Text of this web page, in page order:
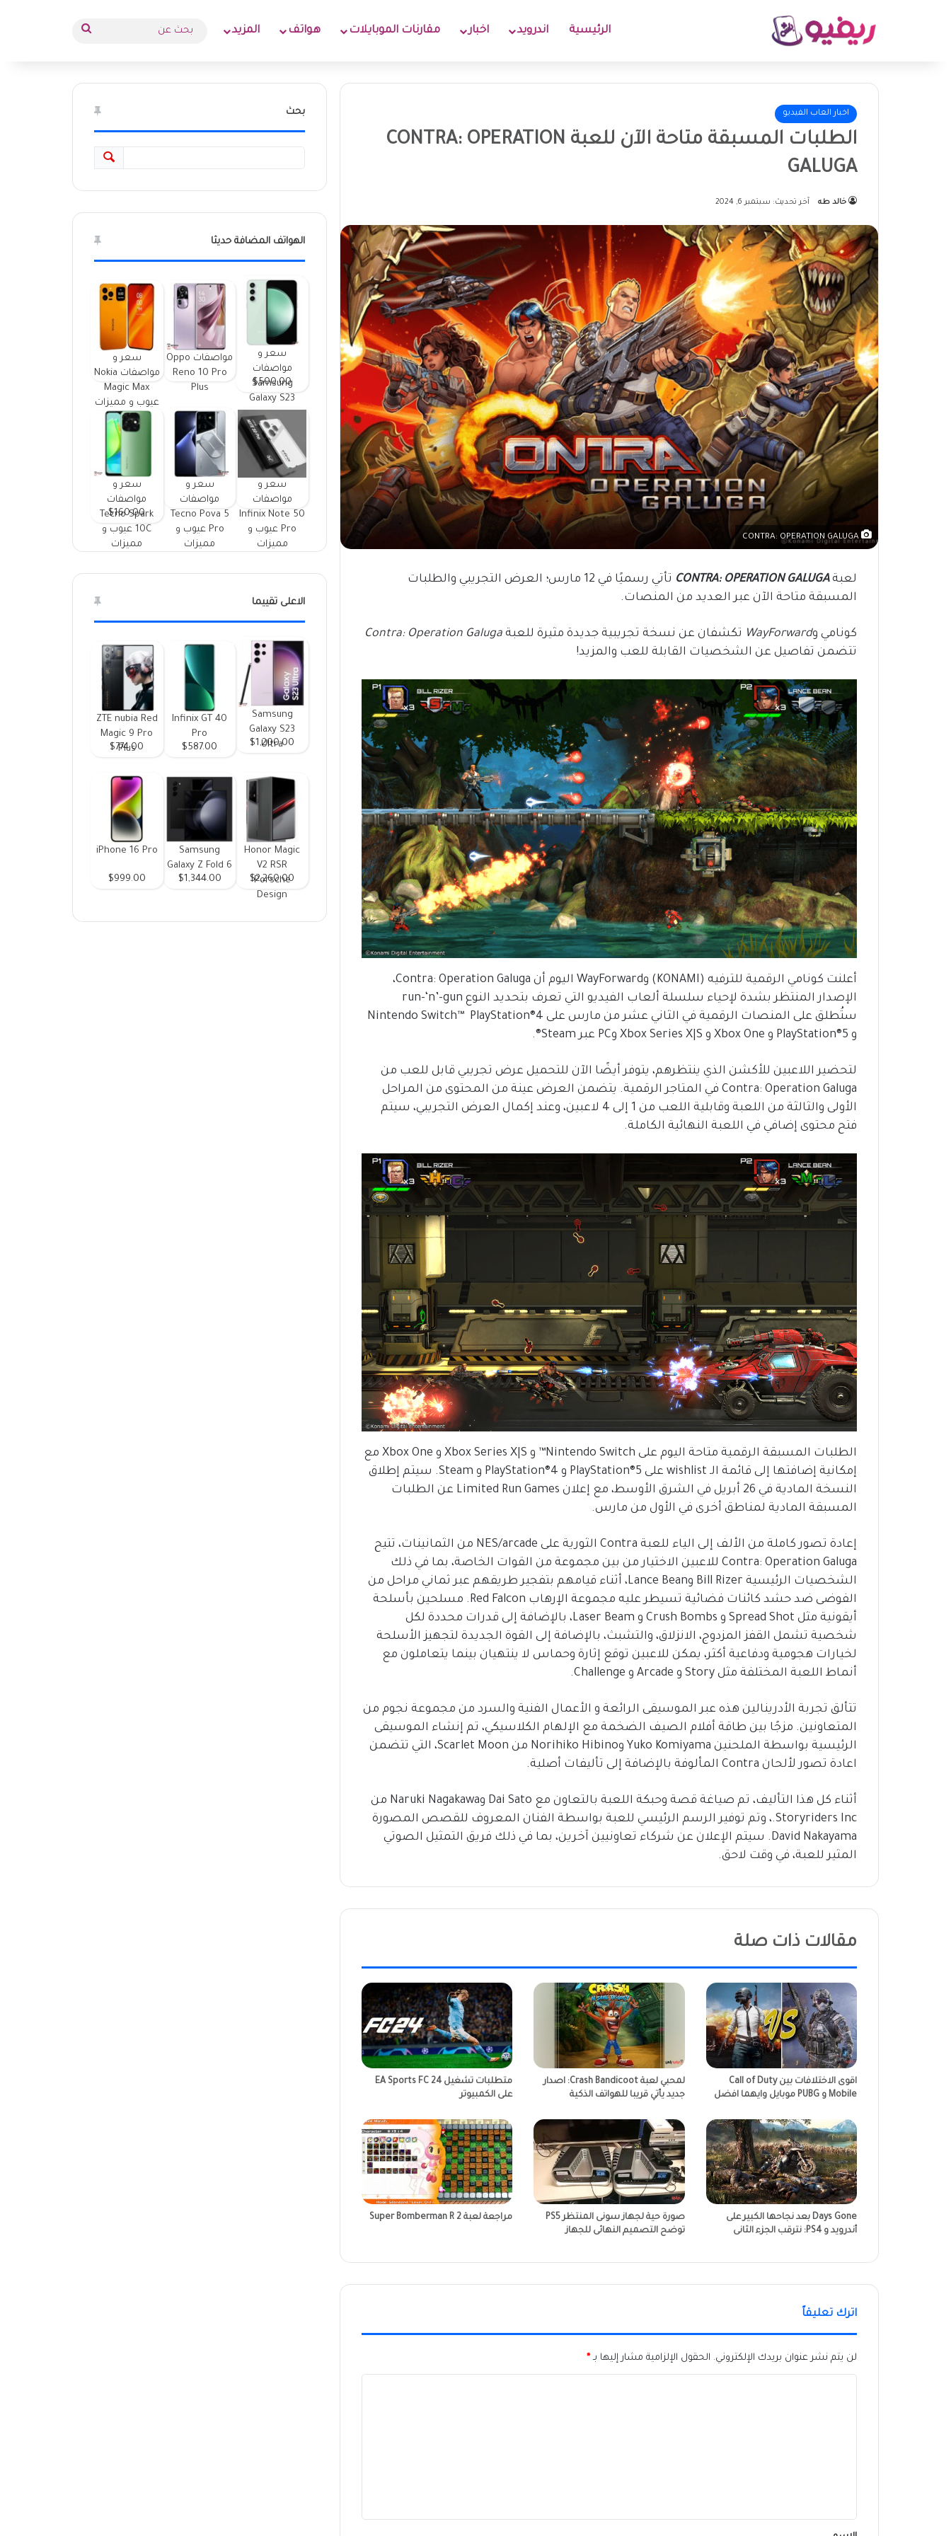
الرئيسية اندرويد اخبار مقارنات الموبايلات هواتف المزيد بحث
اخبار العاب الفيديو
الطلبات المسبقة متاحة الآن للعبة CONTRA: OPERATION
GALUGA
خالد طه آخر تحديث: سبتمبر 6, 2024
لعبةCONTRA: OPERATION GALUGA
تأتي رسميًا في 12 مارس؛ العرض التجريبي والطلبات
المسبقة متاحة الآن عبر العديد من المنصات.
كونامي وWayForward تكشفان عن نسخة تجريبية جديدة مثيرة للعبة Contra: Operation Galuga
تتضمن تفاصيل عن الشخصيات القابلة للعب والمزيد!
أعلنت كونامي الرقمية للترفيه (KONAMI) وWayForward اليوم أن Contra: Operation Galuga،
الإصدار المنتظر بشدة لإحياء سلسلة ألعاب الفيديو التي تعرف بتحديد النوع run-‘n’-gun
ستُطلق على المنصات الرقمية في الثاني عشر من مارس على Nintendo Switch™ PlayStation®4
و PlayStation®5 و Xbox One و Xbox Series X|S وPC عبر Steam®.
لتحضير اللاعبين للأكشن الذي ينتظرهم، يتوفر أيضًا الآن للتحميل عرض تجريبي قابل للعب من
Contra: Operation Galuga في المتاجر الرقمية. يتضمن العرض عينة من المحتوى من المراحل
الأولى والثالثة من اللعبة وقابلية اللعب من 1 إلى 4 لاعبين، وعند إكمال العرض التجريبي، سيتم
فتح محتوى إضافي في اللعبة النهائية الكاملة.
الطلبات المسبقة الرقمية متاحة اليوم على Nintendo Switch™ و Xbox Series X|S و Xbox One مع
إمكانية إضافتها إلى قائمة الـ wishlist على PlayStation®5 و PlayStation®4 و Steam. سيتم إطلاق
النسخة المادية في 26 أبريل في الشرق الأوسط، مع إعلان Limited Run Games عن الطلبات
المسبقة المادية لمناطق أخرى في الأول من مارس.
إعادة تصور كاملة من الألف إلى الياء للعبة Contra الثورية على NES/arcade من الثمانينات، تتيح
Contra: Operation Galuga للاعبين الاختيار من بين مجموعة من القوات الخاصة، بما في ذلك
الشخصيات الرئيسية Bill Rizer وLance Bean، أثناء قيامهم بتفجير طريقهم عبر ثماني مراحل من
الفوضى ضد حشد كائنات فضائية تسيطر عليه مجموعة الإرهاب Red Falcon. مسلحين بأسلحة
أيقونية مثل Spread Shot و Crush Bombs و Laser Beam، بالإضافة إلى قدرات محددة لكل
شخصية تشمل القفز المزدوج، الانزلاق، والتشبث، بالإضافة إلى القوة الجديدة لتجهيز الأسلحة
لخيارات هجومية ودفاعية أكثر، يمكن للاعبين توقع إثارة وحماس لا ينتهيان بينما يتعاملون مع
أنماط اللعبة المختلفة مثل Story و Arcade و Challenge.
تتألق تجربة الأدرينالين هذه عبر الموسيقى الرائعة و الأعمال الفنية والسرد من مجموعة نجوم من
المتعاونين. مزجًا بين طاقة أفلام الصيف الضخمة مع الإلهام الكلاسيكي، تم إنشاء الموسيقى
الرئيسية بواسطة الملحنين Yuko Komiyama وNorihiko Hibino من Scarlet Moon، التي تتضمن
اعادة تصور لألحان Contra المألوفة بالإضافة إلى تأليفات أصلية.
أثناء كل هذا التأليف، تم صياغة قصة وحبكة اللعبة بالتعاون مع Dai Sato وNaruki Nagakawa من
Storyriders Inc.، وتم توفير الرسم الرئيسي للعبة بواسطة الفنان المعروف للقصص المصورة
David Nakayama. سيتم الإعلان عن شركاء تعاونيين آخرين، بما في ذلك فريق التمثيل الصوتي
المثير للعبة، في وقت لاحق.
مقالات ذات صلة
اقوى الاختلافات بين Call of Duty
Mobile و PUBG موبايل وايهما افضل
لمحبي لعبة Crash Bandicoot: اصدار
جديد يأتي قريبا للهواتف الذكية
متطلبات تشغيل EA Sports FC 24
على الكمبيوتر
Days Gone بعد نجاحها الكبير على
أندرويد و PS4: نترقب الجزء الثانى
صورة حية لجهاز سونى المنتظر PS5
توضح التصميم النهائى للجهاز
مراجعة لعبة Super Bomberman R 2
اترك تعليقاً
لن يتم نشر عنوان بريدك الإلكتروني. الحقول الإلزامية مشار إليها بـ*
*
بحث
الهواتف المضافة حديثا
سعر و
مواصفات
Samsung
Galaxy S23
FE ومميزات
وعيوب
$500.00
مواصفات Oppo
Reno 10 Pro
Plus
سعر و
مواصفات Nokia
Magic Max
عيوب و مميزات
سعر و
مواصفات
Infinix Note 50
Pro عيوب و
مميزات
سعر و
مواصفات
Tecno Pova 5
Pro عيوب و
مميزات
سعر و
مواصفات
Tecno Spark
10C عيوب و
مميزات
$160.00
الاعلى تقييما
Samsung
Galaxy S23
Ultra
$1,200.00
Infinix GT 40
Pro
$587.00
ZTE nubia Red
Magic 9 Pro
Plus
$774.00
Honor Magic
V2 RSR
Porsche
Design
$2,260.00
Samsung
Galaxy Z Fold 6
$1,344.00
iPhone 16 Pro
$999.00